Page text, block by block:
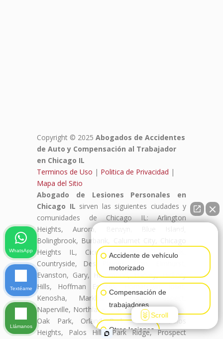
Copyright © 2025 Abogados de Accidentes
de Auto y Compensación al Trabajador
en Chicago IL
Terminos de Uso | Politica de Privacidad |
Mapa del Sitio
Abogado de Lesiones Personales en
Chicago IL sirven las siguientes ciudades y
comunidades de Chicago IL: Arlington
Heights, Aurora, Berwyn, Blue Island,
Bolingbrook, Burbank, Calumet City, Chicago
Heights IL, Cicero, Country Club Hills,
Countryside, Des Plaines, Elgin, Elmhurst,
Evanston, Gary, Hammond, Harvey, Hickory
Hills, Hoffman Estates, Hometown, Joliet,
Kenosha, Markham, Mount Prospect,
Naperville, Northlake, Oak Forest, Oak Lawn,
Oak Park, Orland Park, Palatine, Palos
Heights, Palos Hills, Park Ridge, Prospect
Accidente de vehículo
motorizado
Compensación de
trabajadores
Otras lesiones
Scroll
WhatsApp
Textéame
Llámanos